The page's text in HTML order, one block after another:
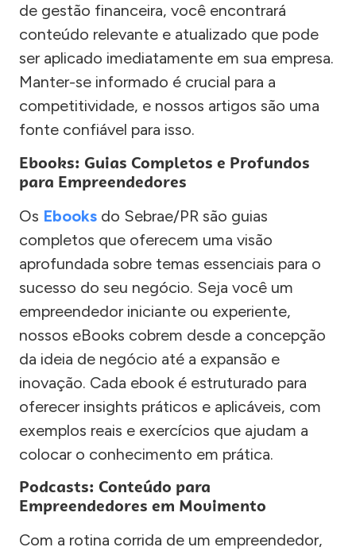
de gestão financeira, você encontrará
conteúdo relevante e atualizado que pode
ser aplicado imediatamente em sua empresa.
Manter-se informado é crucial para a
competitividade, e nossos artigos são uma
fonte confiável para isso.
Ebooks: Guias Completos e Profundos
para Empreendedores
Os Ebooks do Sebrae/PR são guias
completos que oferecem uma visão
aprofundada sobre temas essenciais para o
sucesso do seu negócio. Seja você um
empreendedor iniciante ou experiente,
nossos eBooks cobrem desde a concepção
da ideia de negócio até a expansão e
inovação. Cada ebook é estruturado para
oferecer insights práticos e aplicáveis, com
exemplos reais e exercícios que ajudam a
colocar o conhecimento em prática.
Podcasts: Conteúdo para
Empreendedores em Movimento
Com a rotina corrida de um empreendedor,